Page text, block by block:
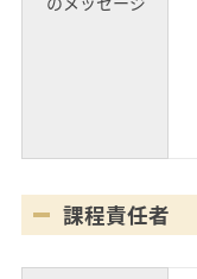
課程責任者